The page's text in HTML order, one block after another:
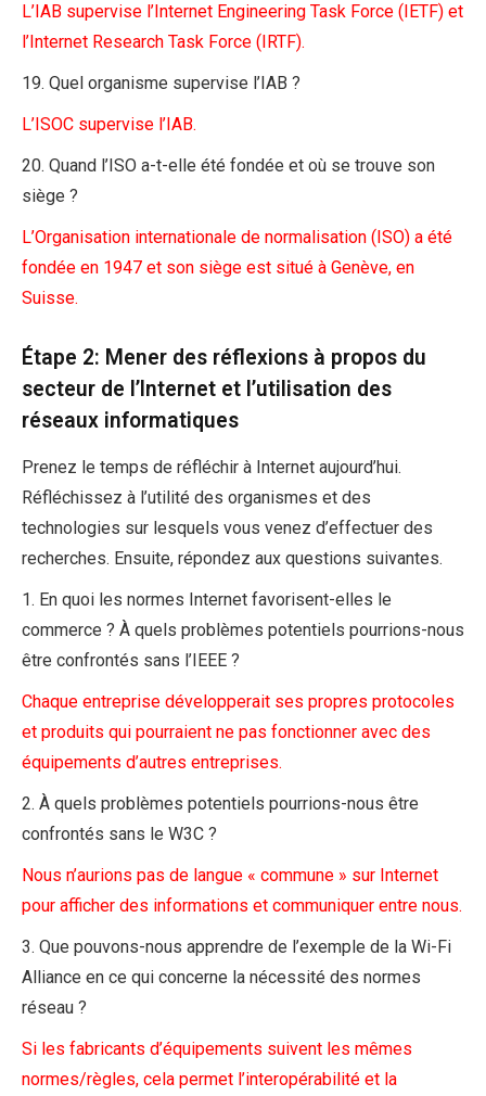
L’IAB supervise l’Internet Engineering Task Force (IETF) et
l’Internet Research Task Force (IRTF).
19. Quel organisme supervise l’IAB ?
L’ISOC supervise l’IAB.
20. Quand l’ISO a-t-elle été fondée et où se trouve son
siège ?
L’Organisation internationale de normalisation (ISO) a été
fondée en 1947 et son siège est situé à Genève, en
Suisse.
Étape 2: Mener des réflexions à propos du
secteur de l’Internet et l’utilisation des
réseaux informatiques
Prenez le temps de réfléchir à Internet aujourd’hui.
Réfléchissez à l’utilité des organismes et des
technologies sur lesquels vous venez d’effectuer des
recherches. Ensuite, répondez aux questions suivantes.
1. En quoi les normes Internet favorisent-elles le
commerce ? À quels problèmes potentiels pourrions-nous
être confrontés sans l’IEEE ?
Chaque entreprise développerait ses propres protocoles
et produits qui pourraient ne pas fonctionner avec des
équipements d’autres entreprises.
2. À quels problèmes potentiels pourrions-nous être
confrontés sans le W3C ?
Nous n’aurions pas de langue « commune » sur Internet
pour afficher des informations et communiquer entre nous.
3. Que pouvons-nous apprendre de l’exemple de la Wi-Fi
Alliance en ce qui concerne la nécessité des normes
réseau ?
Si les fabricants d’équipements suivent les mêmes
normes/règles, cela permet l’interopérabilité et la